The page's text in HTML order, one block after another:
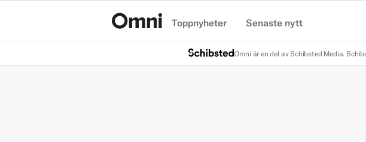
Toppnyheter Senaste nytt
Omni är en del av Schibsted Media.